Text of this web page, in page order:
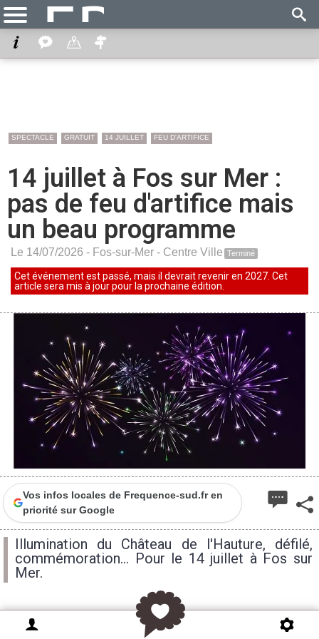
SPECTACLE GRATUIT 14 JUILLET FEU D'ARTIFICE
14 juillet à Fos sur Mer :
pas de feu d'artifice mais
un beau programme
Le 14/07/2026 - Fos-sur-Mer - Centre Ville Terminé
Cet événement est passé, mais il devrait revenir en 2027. Cet
article sera mis à jour pour la prochaine édition.
Vos infos locales de Frequence-sud.fr en
priorité sur Google
Illumination du Château de l'Hauture, défilé,
commémoration... Pour le 14 juillet à Fos sur
Mer.
La Ville de Fos-sur-Mer organise, le mardi 14 juillet,